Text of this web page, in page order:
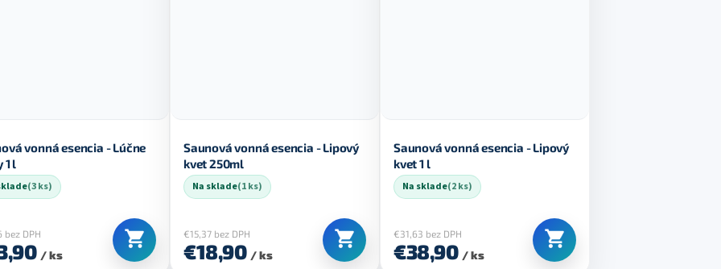
vonná esencia - Lúčne
1 l
(3 ks)
bez DPH
/ ks
Saunová vonná esencia - Lipový
kvet 250ml
Na sklade(1 ks)
€15,37 bez DPH
€18,90 / ks
Saunová vonná esencia - Lipový
kvet 1 l
Na sklade(2 ks)
€31,63 bez DPH
€38,90 / ks